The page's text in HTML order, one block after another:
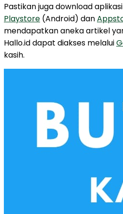
Pastikan juga download aplikasi
Playstore (Android) dan
mendapatkan aneka artikel
Hallo.id dapat diakses melalui
kasih.